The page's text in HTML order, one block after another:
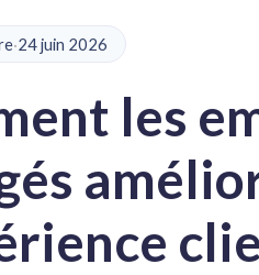
·24 juin 2026
les